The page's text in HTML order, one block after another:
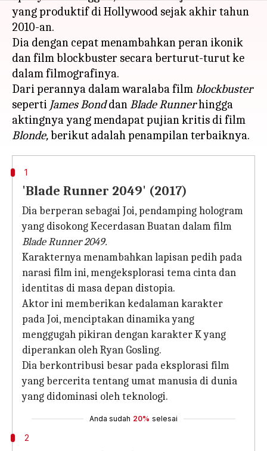
yang produktif di Hollywood sejak akhir tahun
2010-an.
Dia dengan cepat menambahkan peran ikonik
dan film blockbuster secara berturut-turut ke
dalam filmografinya.
Dari perannya dalam waralaba film blockbuster
seperti James BonddanBlade Runnerhingga
aktingnya yang mendapat pujian kritis di film
Blonde,
1
'Blade Runner 2049' (2017)
Dia berperan sebagai Joi, pendamping hologram
yang disokong Kecerdasan Buatan dalam film
Blade Runner 2049.
Karakternya menambahkan lapisan pedih pada
narasi film ini, mengeksplorasi tema cinta dan
identitas di masa depan distopia.
Aktor ini memberikan kedalaman karakter
pada Joi, menciptakan dinamika yang
menggugah pikiran dengan karakter K yang
diperankan oleh Ryan Gosling.
Dia berkontribusi besar pada eksplorasi film
yang bercerita tentang umat manusia di dunia
yang didominasi oleh teknologi.
Anda sudah 20% selesai
2